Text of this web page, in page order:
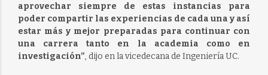
aprovechar siempre de estas instancias para
poder compartir las experiencias de cada una y así
estar más y mejor preparadas para continuar con
una carrera tanto en la academia como en
investigación”, dijo en la vicedecana de Ingeniería UC.